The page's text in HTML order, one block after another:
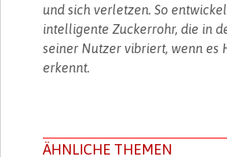
und sich verletzen. So
intelligente Zuckerrohr, die in
seiner Nutzer vibriert, wenn es
erkennt.
ÄHNLICHE THEMEN